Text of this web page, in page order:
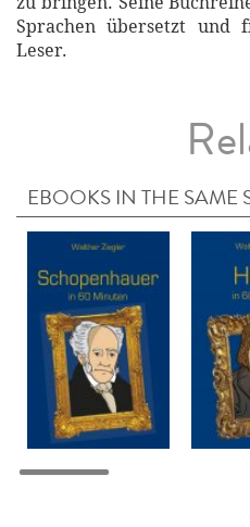
Sprachen übersetzt und
Leser.
EBOOKS IN THE SAME